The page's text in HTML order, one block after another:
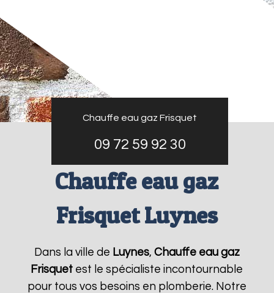
Chauffe eau gaz Frisquet
09 72 59 92 30
Chauffe eau gaz
Frisquet Luynes
Dans la ville de Luynes, Chauffe eau gaz
Frisquet est le spécialiste incontournable
pour tous vos besoins en plomberie. Notre